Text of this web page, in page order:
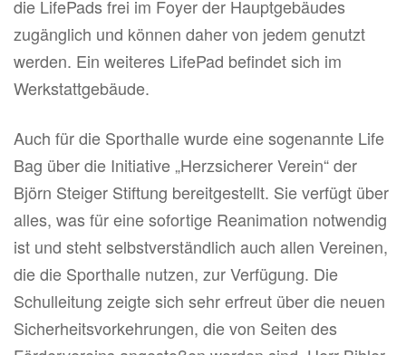
die LifePads frei im Foyer der Hauptgebäudes
zugänglich und können daher von jedem genutzt
werden. Ein weiteres LifePad befindet sich im
Werkstattgebäude.
Auch für die Sporthalle wurde eine sogenannte Life
Bag über die Initiative „Herzsicherer Verein“ der
Björn Steiger Stiftung bereitgestellt. Sie verfügt über
alles, was für eine sofortige Reanimation notwendig
ist und steht selbstverständlich auch allen Vereinen,
die die Sporthalle nutzen, zur Verfügung. Die
Schulleitung zeigte sich sehr erfreut über die neuen
Sicherheitsvorkehrungen, die von Seiten des